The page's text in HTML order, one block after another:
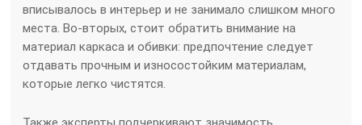
вписывалось в интерьер и не занимало слишком много
места. Во-вторых, стоит обратить внимание на
материал каркаса и обивки: предпочтение следует
отдавать прочным и износостойким материалам,
которые легко чистятся.